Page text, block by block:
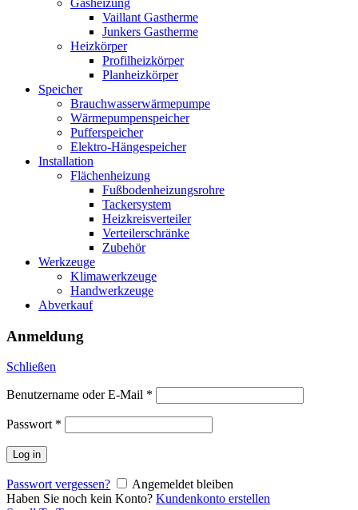
Gasheizung
Vaillant Gastherme
Junkers Gastherme
Heizkörper
Profilheizkörper
Planheizkörper
Speicher
Brauchwasserwärmepumpe
Wärmepumpenspeicher
Pufferspeicher
Elektro-Hängespeicher
Installation
Flächenheizung
Fußbodenheizungsrohre
Tackersystem
Heizkreisverteiler
Verteilerschränke
Zubehör
Werkzeuge
Klimawerkzeuge
Handwerkzeuge
Abverkauf
Anmeldung
Schließen
Benutzername oder E-Mail *
Passwort *
Log in
Passwort vergessen?
Angemeldet bleiben
Haben Sie noch kein Konto? Kundenkonto erstellen